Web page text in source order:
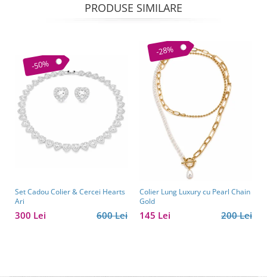
PRODUSE SIMILARE
-50%
Set Cadou Colier & Cercei Hearts
Ari
600 Lei
300 Lei
-28%
Colier Lung Luxury cu Pearl Chain
Gold
200 Lei
145 Lei